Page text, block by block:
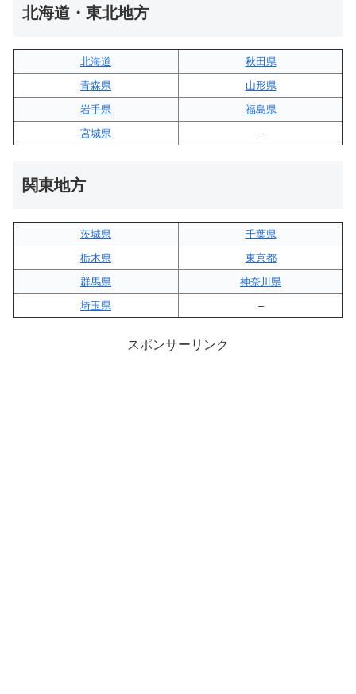
北海道・東北地方
北海道
秋田県
青森県
山形県
岩手県
福島県
宮城県
–
関東地方
茨城県
千葉県
栃木県
東京都
群馬県
神奈川県
埼玉県
–
スポンサーリンク